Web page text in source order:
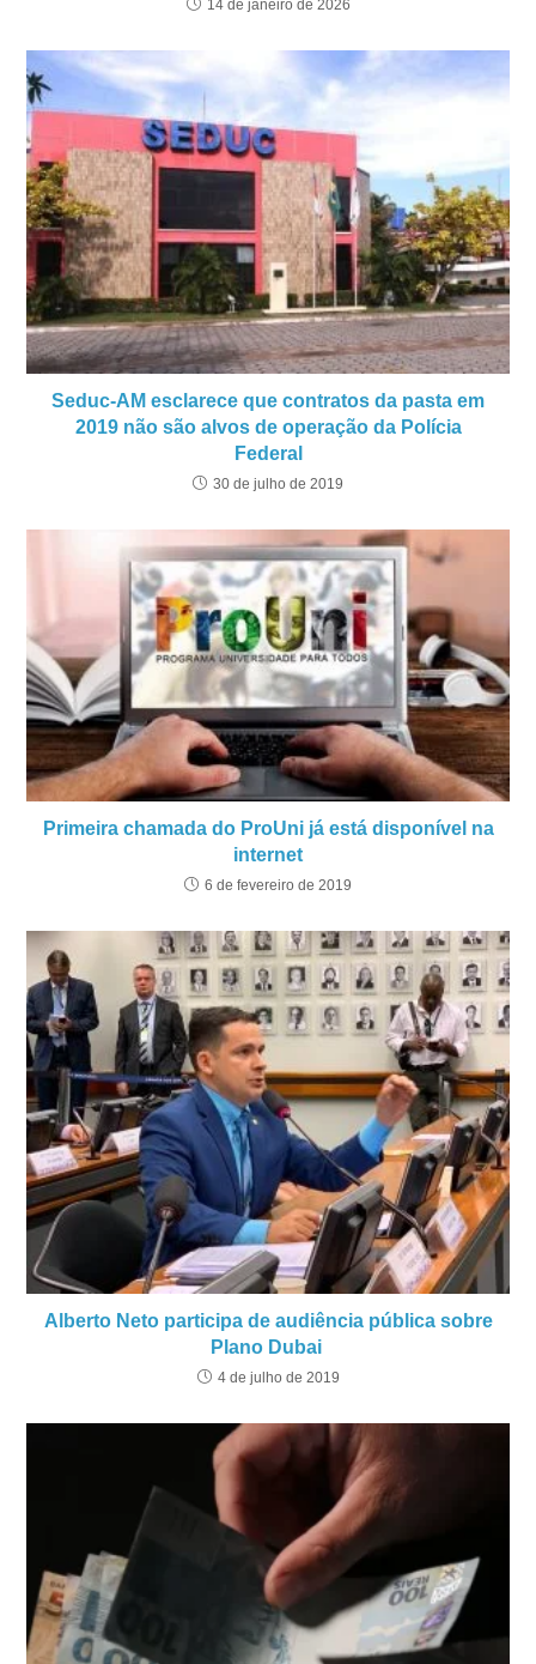
14 de janeiro de 2026
Seduc-AM esclarece que contratos da pasta em
2019 não são alvos de operação da Polícia
Federal
30 de julho de 2019
Primeira chamada do ProUni já está disponível na
internet
6 de fevereiro de 2019
Alberto Neto participa de audiência pública sobre
Plano Dubai
4 de julho de 2019